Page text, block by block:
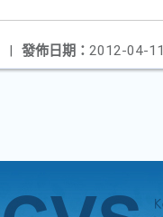
發佈日期： 2012-04-11
|